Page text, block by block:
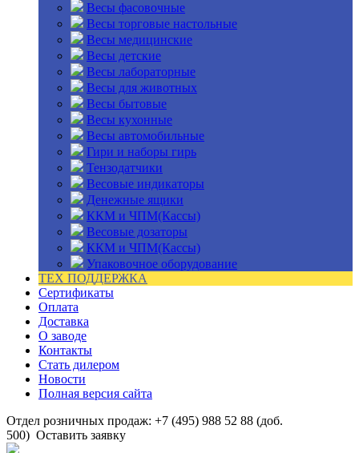
Весы фасовочные
Весы торговые настольные
Весы медицинские
Весы детские
Весы лабораторные
Весы для животных
Весы бытовые
Весы кухонные
Весы автомобильные
Гири и наборы гирь
Тензодатчики
Весовые индикаторы
Денежные ящики
ККМ и ЧПМ(Кассы)
Весовые дозаторы
ККМ и ЧПМ(Кассы)
Упаковочное оборудование
ТЕХ ПОДДЕРЖКА
Сертификаты
Оплата
Доставка
О заводе
Контакты
Стать дилером
Новости
Полная версия сайта
Отдел розничных продаж: +7 (495) 988 52 88 (доб.
500) Оставить заявку